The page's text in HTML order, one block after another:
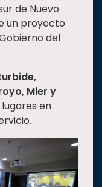
de Nuevo
un proyecto
del
Mier y
en